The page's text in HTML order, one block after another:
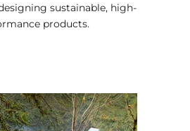
sustainable, high-
products.